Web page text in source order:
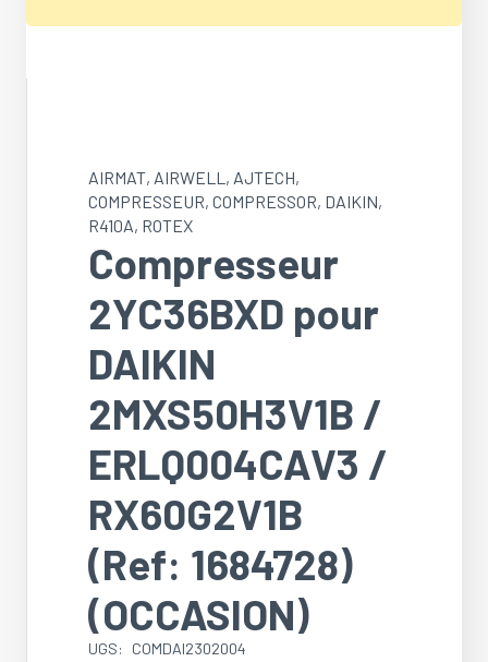
AIRMAT, AIRWELL , AJTECH,
COMPRESSEUR, COMPRESSOR, DAIKIN,
R410A, ROTEX
Compresseur
2YC36BXD pour
DAIKIN
2MXS50H3V1B /
ERLQ004CAV3 /
RX60G2V1B
(Ref: 1684728)
(OCCASION)
UGS: COMDAI2302004